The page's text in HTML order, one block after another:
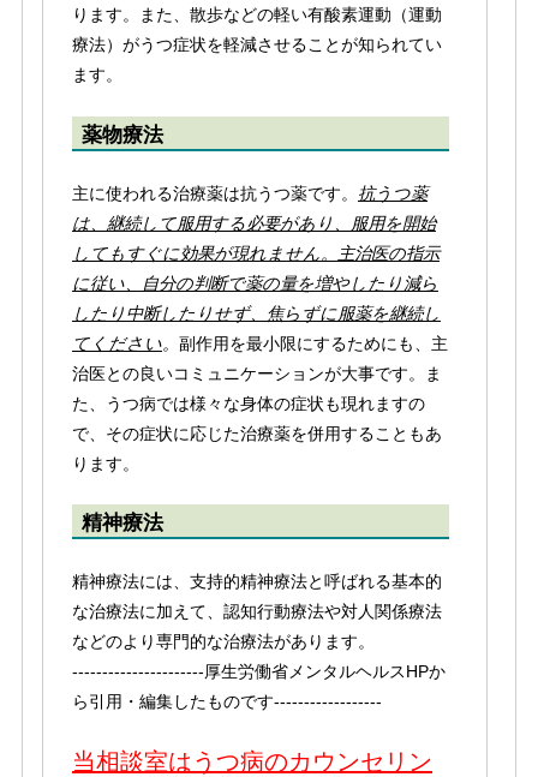
ります。また、散歩などの軽い有酸素運動（運動
療法）がうつ症状を軽減させることが知られてい
ます。
薬物療法
主に使われる治療薬は抗うつ薬です。 抗うつ薬
は、継続して服用する必要があり、服用を開始
してもすぐに効果が現れません。主治医の指示
に従い、自分の判断で薬の量を増やしたり減ら
したり中断したりせず、焦らずに服薬を継続し
てください。 副作用を最小限にするためにも、主
治医との良いコミュニケーションが大事です。ま
た、うつ病では様々な身体の症状も現れますの
で、その症状に応じた治療薬を併用することもあ
ります。
精神療法
精神療法には、支持的精神療法と呼ばれる基本的
な治療法に加えて、認知行動療法や対人関係療法
などのより専門的な治療法があります。
----------------------厚生労働省メンタルヘルスHPか
ら引用・編集したものです------------------
当相談室はうつ病のカウンセリン